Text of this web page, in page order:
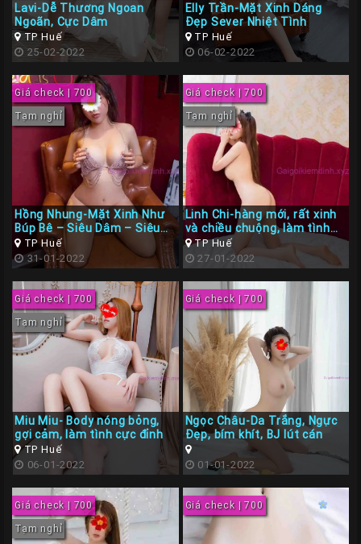
Lavi-Dễ Thương Ngoan
Ngoãn, Cực Dâm
TP Huế
25-02-2022
Elly Trần-Mặt Xinh Dáng
Đẹp Sever Nhiệt Tình
TP Huế
06-02-2022
Giá check | 700
Tạm nghỉ
Hồng Nhung-Mặt Xinh Như
Búp Bê – Siêu Dâm – Siêu
Làm Tình
TP Huế
31-01-2022
Giá check | 700
Tạm nghỉ
Linh Chi-hàng mới, rất xinh
và chiều chuộng, làm tình
phê
TP Huế
27-01-2022
Giá check | 700
Tạm nghỉ
Miu Miu- Body nóng bỏng,
gợi cảm, làm tình cực đỉnh
TP Huế
06-01-2022
Giá check | 700
Ngọc Châu-Da Trắng, Ngực
Đẹp, bím khít, BJ lút cán
01-01-2022
Giá check | 700
Tạm nghỉ
Giá check | 700